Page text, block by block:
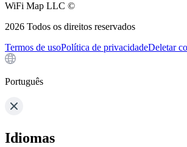
WiFi Map LLC ©
2026 Todos os direitos reservados
Termos de usoPolítica de privacidadeDeletar
Português
Idiomas